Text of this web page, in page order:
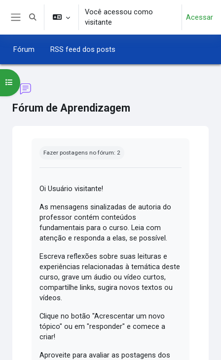
Ir para o conteúdo principal
Alternar entrada de pesquisa
Você acessou como
visitante
Acessar
Fórum RSS feed dos posts
Fórum de Aprendizagem
Abrir índice do curso
Fazer postagens no fórum: 2
Oi Usuário visitante!
As mensagens sinalizadas de autoria do
professor contém conteúdos
fundamentais para o curso. Leia com
atenção e responda a elas, se possível.
Escreva reflexões sobre suas leituras e
experiências relacionadas à temática deste
curso, grave um áudio ou vídeo curtos,
compartilhe links, sugira novos textos ou
vídeos.
Clique no botão "Acrescentar um novo
tópico" ou em "responder" e comece a
criar!
Aproveite para avaliar as postagens dos